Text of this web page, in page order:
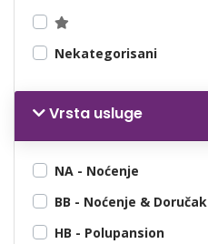
Nekategorisani
Vrsta usluge
NA - Noćenje
BB - Noćenje & Doručak
HB - Polupansion